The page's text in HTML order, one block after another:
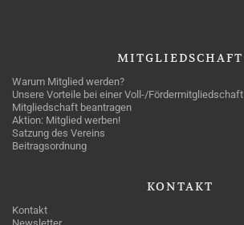
MITGLIEDSCHAFT
Warum Mitglied werden?
Unsere Vorteile bei einer Voll-/Fördermitgliedschaft
Mitgliedschaft beantragen
Aktion: Mitglied werben!
Satzung des Vereins
Beitragsordnung
KONTAKT
Kontakt